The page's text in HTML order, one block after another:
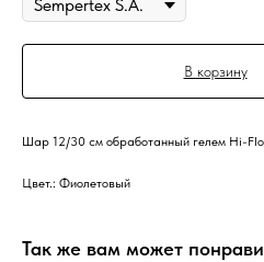
В корзину
Шар 12/30 см обработанный гелем Hi-
Цвет.: Фиолетовый
Так же вам может